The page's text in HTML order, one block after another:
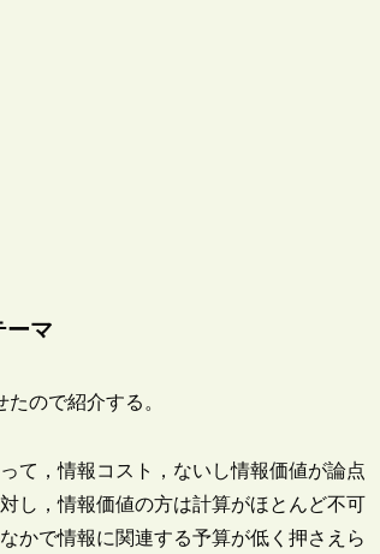
ーマ
ので紹介する。
て，情報コスト，ないし情報価値が論点
し，情報価値の方は計算がほとんど不可
かで情報に関連する予算が低く押さえら